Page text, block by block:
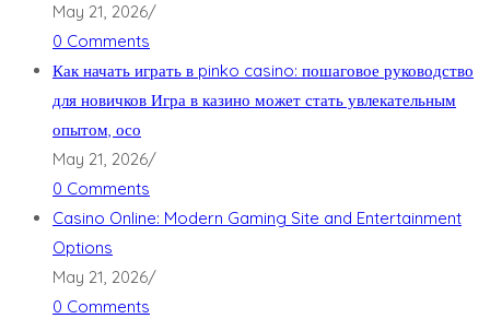
May 21, 2026/
0 Comments
Как начать играть в pinko casino: пошаговое руководство
для новичков Игра в казино может стать увлекательным
опытом, осо
May 21, 2026/
0 Comments
Casino Online: Modern Gaming Site and Entertainment
Options
May 21, 2026/
0 Comments